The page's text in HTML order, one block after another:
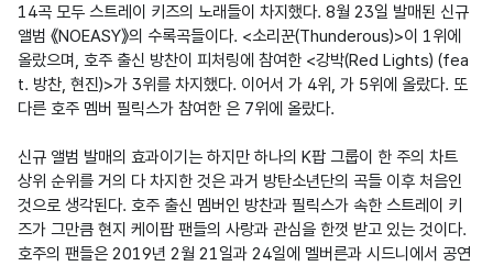
14곡 모두 스트레이 키즈의 노래들이 차지했다. 8월 23일 발매된 신규
앨범 《NOEASY》의 수록곡들이다. <소리꾼(Thunderous)>이 1위에
올랐으며, 호주 출신 방찬이 피처링에 참여한 <강박(Red Lights) (fea
t. 방찬, 현진)>가 3위를 차지했다. 이어서 가 4위, 가 5위에 올랐다. 또
다른 호주 멤버 필릭스가 참여한 은 7위에 올랐다.
신규 앨범 발매의 효과이기는 하지만 하나의 K팝 그룹이 한 주의 차트
상위 순위를 거의 다 차지한 것은 과거 방탄소년단의 곡들 이후 처음인
것으로 생각된다. 호주 출신 멤버인 방찬과 필릭스가 속한 스트레이 키
즈가 그만큼 현지 케이팝 팬들의 사랑과 관심을 한껏 받고 있는 것이다.
호주의 팬들은 2019년 2월 21일과 24일에 멜버른과 시드니에서 공연